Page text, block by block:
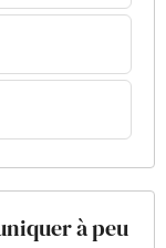
à peu